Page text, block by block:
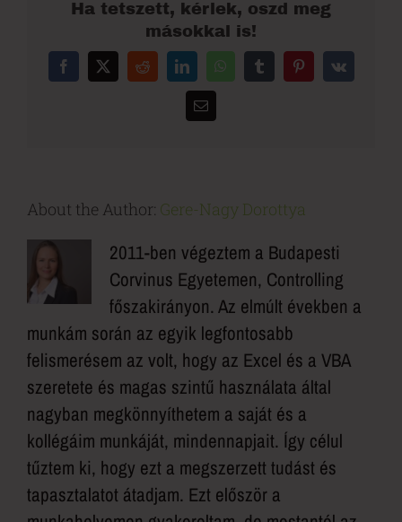
Ha tetszett, kérlek, oszd meg
másokkal is!
Facebook
X RedditLinkedInWhatsAppTumblrPinterest
Vk
Email:
About the Author: Gere-Nagy Dorottya
2011-ben végeztem a Budapesti
Corvinus Egyetemen, Controlling
főszakirányon. Az elmúlt években a
munkám során az egyik legfontosabb
felismerésem az volt, hogy az Excel és a VBA
szeretete és magas szintű használata által
nagyban megkönnyíthetem a saját és a
kollégáim munkáját, mindennapjait. Így célul
tűztem ki, hogy ezt a megszerzett tudást és
tapasztalatot átadjam. Ezt először a